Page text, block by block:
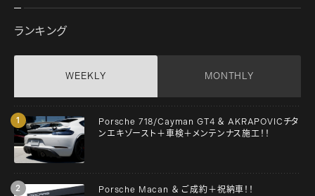
ランキング
WEEKLY MONTHLY
Porsche 718/Cayman GT4 ＆ AKRAPOVICチタ
ンエキゾースト＋車検＋メンテンナス施工！！
Porsche Macan ＆ ご成約＋祝納車！！